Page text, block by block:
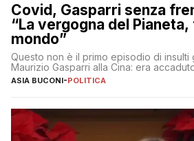
Covid, Gasparri senza
“La vergogna del Pianeta,
mondo”
Questo non è il primo episodio di insulti
Maurizio Gasparri alla Cina: era
ASIA BUCONI-POLITICA